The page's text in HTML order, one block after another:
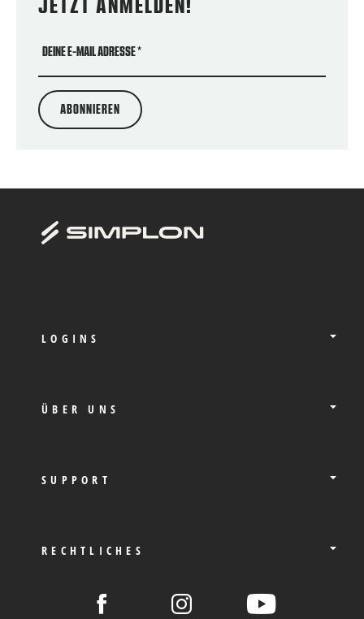
JETZT ANMELDEN!
DEINE E-MAIL ADRESSE*
ABONNIEREN
LOGINS
ÜBER UNS
SUPPORT
RECHTLICHES